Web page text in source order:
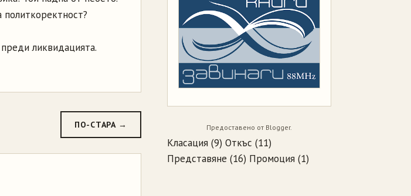
ликвидацията.
ПО-СТАРА → Предоставено от Blogger.
Класация (9) Откъс (11)
Представяне (16) Промоция (1)